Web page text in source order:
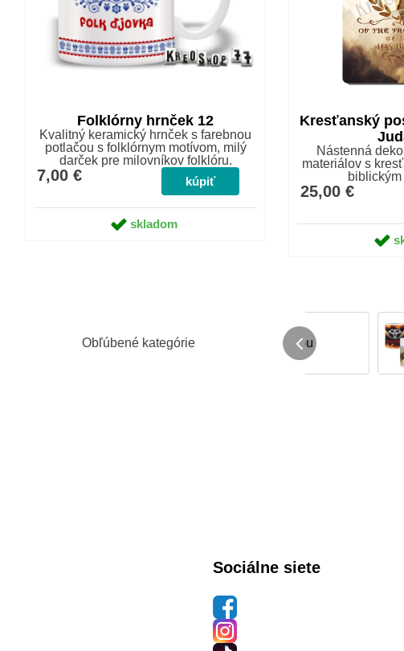
Folklórny hrnček 12
Kvalitný keramický hrnček s farebnou
potlačou s folklórnym motívom, milý
darček pre milovníkov folklóru.
7,00 €
skladom
Kresťanský
Nástenná
materiálov s
25,00 €
Obľúbené kategórie
Tričká s potlačou
Sociálne siete